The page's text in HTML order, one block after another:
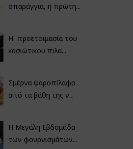
σπαράγγια, η πρώτη...
Η προετοιμασία του
κασιώτικου πιλα...
Σμέρνα ψαροπίλαφο
από τα βάθη της ν...
Η Μεγάλη Εβδομάδα
των φουρνισμάτων...